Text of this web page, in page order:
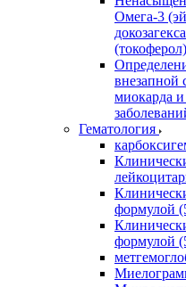
Омега-3
внезапной
миокарда
Гематология
формулой
формулой